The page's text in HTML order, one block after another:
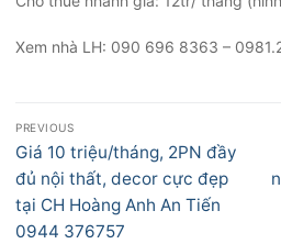
Xem nhà LH: 090 696 8363 –
Điều
hướng
bài
viết
PREVIOUS
Previous
post:
Giá 10 triệu/tháng, 2PN đầy
đủ nội thất, decor cực đẹp
tại CH Hoàng Anh An Tiến
0944 376757